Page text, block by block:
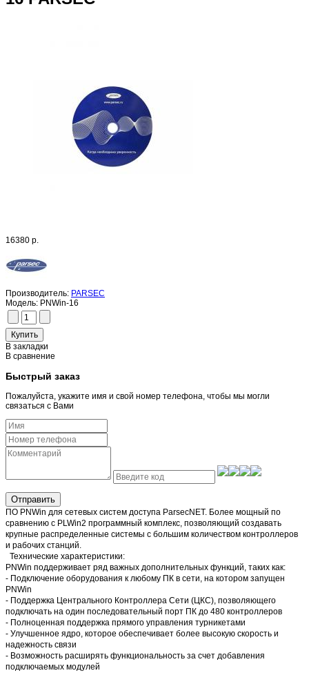
16380 р.
Производитель: PARSEC
Модель: PNWin-16
В закладки
В сравнение
Быстрый заказ
Пожалуйста, укажите имя и свой номер телефона, чтобы мы могли
связаться с Вами
Отправить
ПО PNWin для сетевых систем доступа ParsecNET. Более мощный по
сравнению с PLWin2 программный комплекс, позволяющий создавать
крупные распределенные системы с большим количеством контроллеров
и рабочих станций.
Технические характеристики:
PNWin поддерживает ряд важных дополнительных функций, таких как:
- Подключение оборудования к любому ПК в сети, на котором запущен
PNWin
- Поддержка Центрального Контроллера Сети (ЦКС), позволяющего
подключать на один последовательный порт ПК до 480 контроллеров
- Полноценная поддержка прямого управления турникетами
- Улучшенное ядро, которое обеспечивает более высокую скорость и
надежность связи
- Возможность расширять функциональность за счет добавления
подключаемых модулей